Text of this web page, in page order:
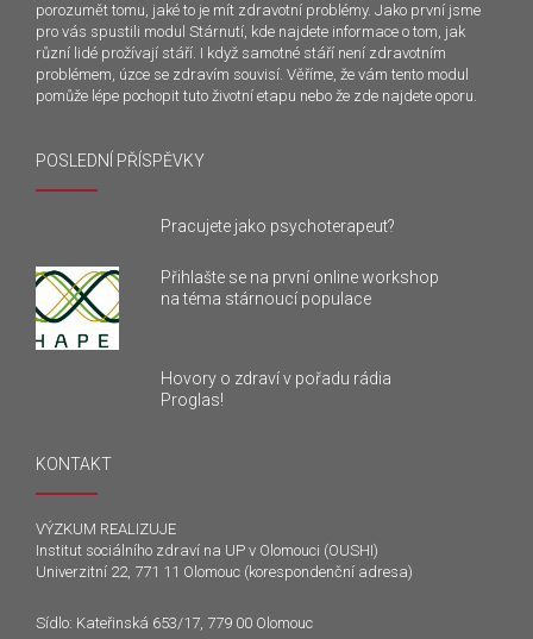
porozumět tomu, jaké to je mít zdravotní problémy. Jako první jsme
pro vás spustili modul Stárnutí, kde najdete informace o tom, jak
různí lidé prožívají stáří. I když samotné stáří není zdravotním
problémem, úzce se zdravím souvisí. Věříme, že vám tento modul
pomůže lépe pochopit tuto životní etapu nebo že zde najdete oporu.
POSLEDNÍ PŘÍSPĚVKY
Pracujete jako psychoterapeut?
Přihlašte se na první online workshop
na téma stárnoucí populace
Hovory o zdraví v pořadu rádia
Proglas!
KONTAKT
VÝZKUM REALIZUJE
Institut sociálního zdraví na UP v Olomouci (OUSHI)
Univerzitní 22, 771 11 Olomouc (korespondenční adresa)
Sídlo: Kateřinská 653/17, 779 00 Olomouc